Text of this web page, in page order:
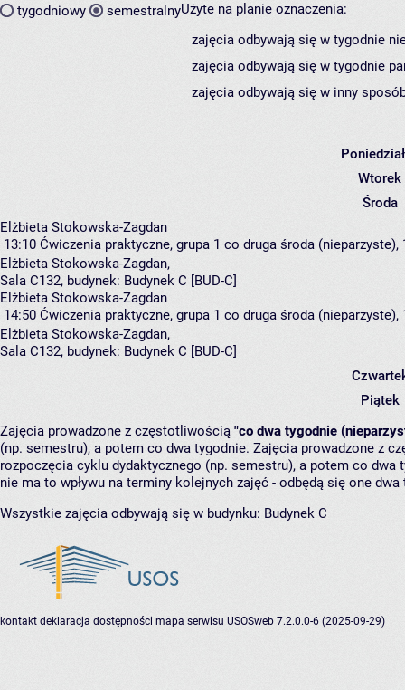
tygodniowy semestralnyUżyte na planie oznaczenia:
zajęcia odbywają się w tygodnie
zajęcia odbywają się w tygodnie
zajęcia odbywają się w inny
Wtorek
Środa
Elżbieta Stokowska-Zagdan
13:10 Ćwiczenia praktyczne, grupa 1 co druga środa (nieparzyste),
Elżbieta Stokowska-Zagdan,
Sala C132, budynek: Budynek C [BUD-C]
Elżbieta Stokowska-Zagdan
14:50 Ćwiczenia praktyczne, grupa 1 co druga środa (nieparzyste),
Elżbieta Stokowska-Zagdan,
Sala C132, budynek: Budynek C [BUD-C]
Piątek
Zajęcia prowadzone z częstotliwością "co dwa tygodnie
(np. semestru), a potem co dwa tygodnie. Zajęcia prowadzone z
rozpoczęcia cyklu dydaktycznego (np. semestru), a potem co
nie ma to wpływu na terminy kolejnych zajęć - odbędą się one
Wszystkie zajęcia odbywają się w budynku: Budynek C
kontakt deklaracja dostępności mapa serwisu USOSweb 7.2.0.0-6 (2025-09-29)